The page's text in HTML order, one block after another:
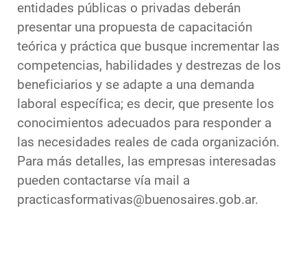
entidades públicas o privadas deberán
presentar una propuesta de capacitación
teórica y práctica que busque incrementar las
competencias, habilidades y destrezas de los
beneficiarios y se adapte a una demanda
laboral específica; es decir, que presente los
conocimientos adecuados para responder a
las necesidades reales de cada organización.
Para más detalles, las empresas interesadas
pueden contactarse vía mail a
practicasformativas@buenosaires.gob.ar.